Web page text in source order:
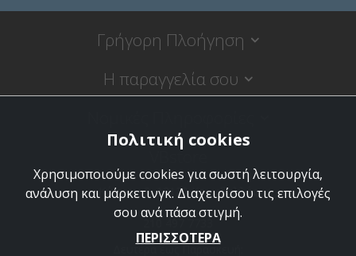
Γρήγορη Πλοήγηση
Η παραγγελία σου
VBstore
Κύπρου 9, 18120 Κορυδαλλός
Δευτέρα έως Παρασκευή:
Πολιτική cookies
Χρησιμοποιούμε cookies για σωστή λειτουργία,
ανάλυση και μάρκετινγκ. Διαχειρίσου τις επιλογές
σου ανά πάσα στιγμή.
ΠΕΡΙΣΣΟΤΕΡΑ